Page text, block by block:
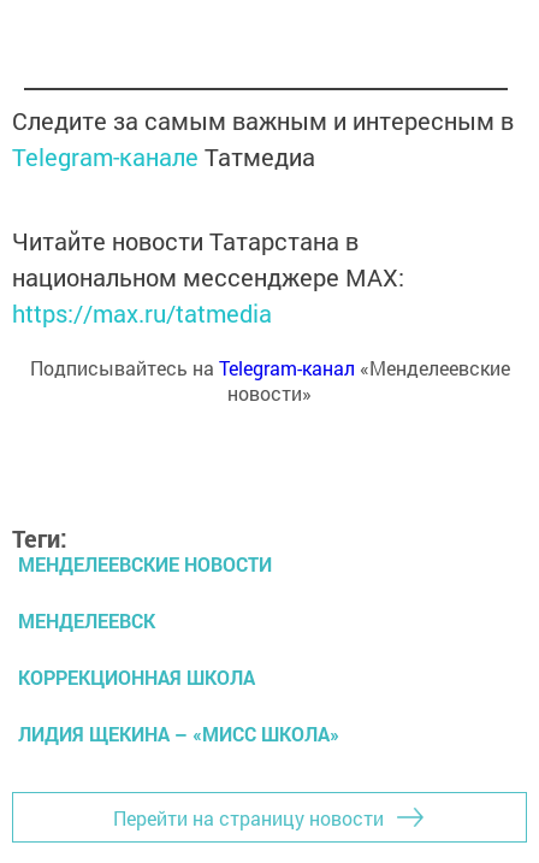
Следите за самым важным и интересным в
Telegram-канале Татмедиа
Читайте новости Татарстана в
национальном мессенджере MАХ:
https://max.ru/tatmedia
Подписывайтесь на Telegram-канал «Менделеевские
новости»
Теги:
МЕНДЕЛЕЕВСКИЕ НОВОСТИ
МЕНДЕЛЕЕВСК
КОРРЕКЦИОННАЯ ШКОЛА
ЛИДИЯ ЩЕКИНА – «МИСС ШКОЛА»
Перейти на страницу новости